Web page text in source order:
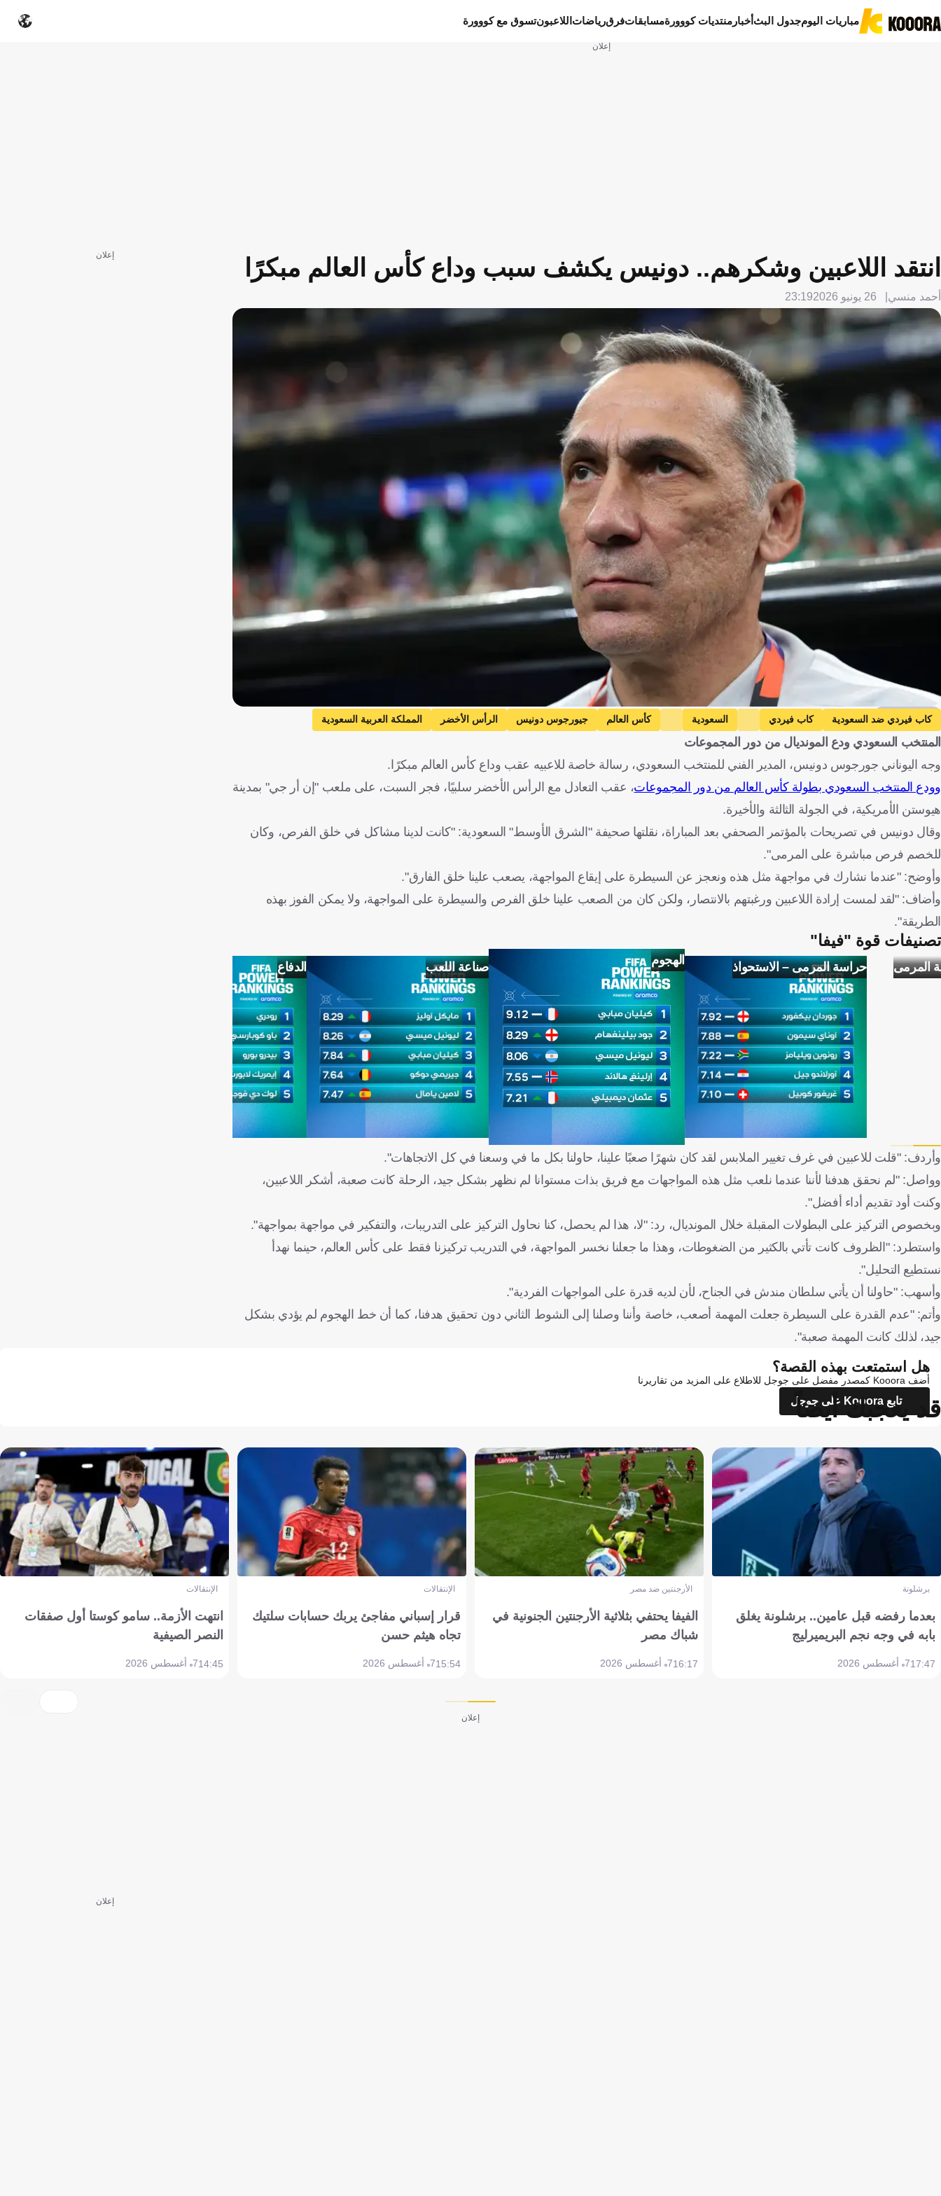
مباريات اليومجدول البثأخبار منتديات كووورةمسابقاتفرقرياضات اللاعبونتسوق مع كووورة
إعلان
انتقد اللاعبين وشكرهم.. دونيس يكشف سبب وداع كأس العالم مبكرًا
أحمد منسي 26 يونيو 2026 23:19
Getty Images
كاب فيردي ضد السعودية كاب فيردي السعودية كأس العالم جيورجوس دونيس الرأس الأخضر
المملكة العربية السعودية
الولايات المتحدة
اليونان كرة قدم
المنتخب السعودي ودع المونديال من دور المجموعات
وجه اليوناني جورجوس دونيس، المدير الفني للمنتخب السعودي، رسالة خاصة للاعبيه عقب وداع كأس العالم مبكرًا.
وودع المنتخب السعودي بطولة كأس العالم من دور المجموعات، عقب التعادل مع الرأس الأخضر سلبيًا، فجر السبت، على ملعب "إن أر جي" بمدينة
هيوستن الأمريكية، في الجولة الثالثة والأخيرة.
وقال دونيس في تصريحات بالمؤتمر الصحفي بعد المباراة، نقلتها صحيفة "الشرق الأوسط" السعودية: "كانت لدينا مشاكل في خلق الفرص، وكان
للخصم فرص مباشرة على المرمى".
وأوضح: "عندما نشارك في مواجهة مثل هذه ونعجز عن السيطرة على إيقاع المواجهة، يصعب علينا خلق الفارق".
وأضاف: "لقد لمست إرادة اللاعبين ورغبتهم بالانتصار، ولكن كان من الصعب علينا خلق الفرص والسيطرة على المواجهة، ولا يمكن الفوز بهذه
الطريقة".
تصنيفات قوة "فيفا"
المرمى حراسة المرمى – الاستحواذ الهجوم صناعة اللعب الدفاع
وأردف: "قلت للاعبين في غرف تغيير الملابس لقد كان شهرًا صعبًا علينا، حاولنا بكل ما في وسعنا في كل الاتجاهات".
وواصل: "لم نحقق هدفنا لأننا عندما نلعب مثل هذه المواجهات مع فريق بذات مستوانا لم نظهر بشكل جيد، الرحلة كانت صعبة، أشكر اللاعبين،
وكنت أود تقديم أداء أفضل".
وبخصوص التركيز على البطولات المقبلة خلال المونديال، رد: "لا، هذا لم يحصل، كنا نحاول التركيز على التدريبات، والتفكير في مواجهة بمواجهة".
واستطرد: "الظروف كانت تأتي بالكثير من الضغوطات، وهذا ما جعلنا نخسر المواجهة، في التدريب تركيزنا فقط على كأس العالم، حينما نهدأ
نستطيع التحليل".
وأسهب: "حاولنا أن يأتي سلطان مندش في الجناح، لأن لديه قدرة على المواجهات الفردية".
وأتم: "عدم القدرة على السيطرة جعلت المهمة أصعب، خاصة وأننا وصلنا إلى الشوط الثاني دون تحقيق هدفنا، كما أن خط الهجوم لم يؤدي بشكل
جيد، لذلك كانت المهمة صعبة".
إعلان
هل استمتعت بهذه القصة؟
أضف Kooora كمصدر مفضل على جوجل للاطلاع على المزيد من تقاريرنا
تابع Kooora على جوجل
قد يعجبك أيضاً
برشلونة
بعدما رفضه قبل عامين.. برشلونة يغلق
بابه في وجه نجم البريميرليج
17:477 أغسطس 2026
الأرجنتين ضد مصر
الفيفا يحتفي بثلاثية الأرجنتين الجنونية في
شباك مصر
16:177 أغسطس 2026
الإنتقالات
قرار إسباني مفاجئ يربك حسابات سلتيك
تجاه هيثم حسن
15:547 أغسطس 2026
الإنتقالات
انتهت الأزمة.. سامو كوستا أول صفقات
النصر الصيفية
14:457 أغسطس 2026
إعلان
إعلان